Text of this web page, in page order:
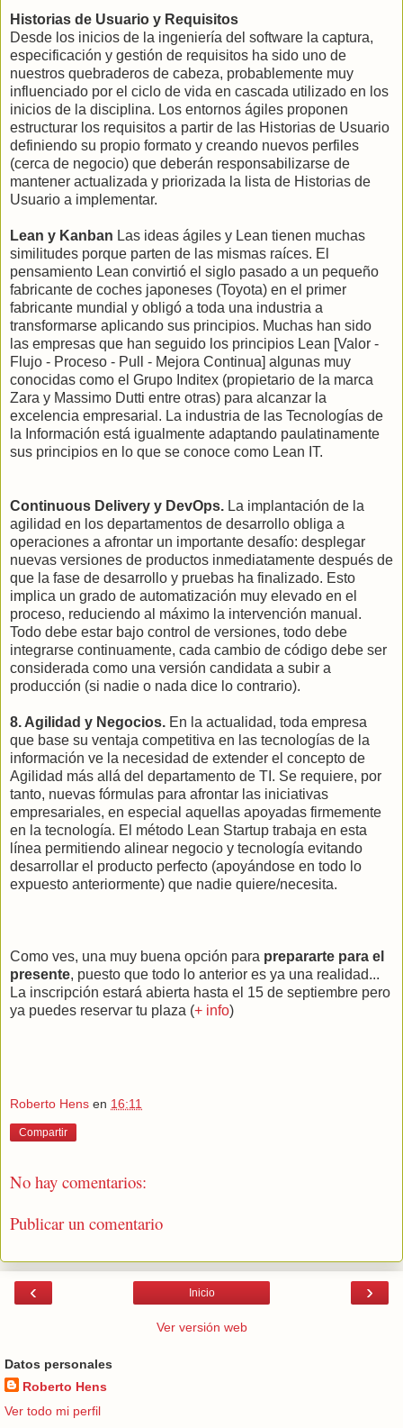
Historias de Usuario y Requisitos
Desde los inicios de la ingeniería del software la captura,
especificación y gestión de requisitos ha sido uno de
nuestros quebraderos de cabeza, probablemente muy
influenciado por el ciclo de vida en cascada utilizado en los
inicios de la disciplina. Los entornos ágiles proponen
estructurar los requisitos a partir de las Historias de Usuario
definiendo su propio formato y creando nuevos perfiles
(cerca de negocio) que deberán responsabilizarse de
mantener actualizada y priorizada la lista de Historias de
Usuario a implementar.
Lean y Kanban Las ideas ágiles y Lean tienen muchas
similitudes porque parten de las mismas raíces. El
pensamiento Lean convirtió el siglo pasado a un pequeño
fabricante de coches japoneses (Toyota) en el primer
fabricante mundial y obligó a toda una industria a
transformarse aplicando sus principios. Muchas han sido
las empresas que han seguido los principios Lean [Valor -
Flujo - Proceso - Pull - Mejora Continua] algunas muy
conocidas como el Grupo Inditex (propietario de la marca
Zara y Massimo Dutti entre otras) para alcanzar la
excelencia empresarial. La industria de las Tecnologías de
la Información está igualmente adaptando paulatinamente
sus principios en lo que se conoce como Lean IT.
Continuous Delivery y DevOps. La implantación de la
agilidad en los departamentos de desarrollo obliga a
operaciones a afrontar un importante desafío: desplegar
nuevas versiones de productos inmediatamente después de
que la fase de desarrollo y pruebas ha finalizado. Esto
implica un grado de automatización muy elevado en el
proceso, reduciendo al máximo la intervención manual.
Todo debe estar bajo control de versiones, todo debe
integrarse continuamente, cada cambio de código debe ser
considerada como una versión candidata a subir a
producción (si nadie o nada dice lo contrario).
8. Agilidad y Negocios. En la actualidad, toda empresa
que base su ventaja competitiva en las tecnologías de la
información ve la necesidad de extender el concepto de
Agilidad más allá del departamento de TI. Se requiere, por
tanto, nuevas fórmulas para afrontar las iniciativas
empresariales, en especial aquellas apoyadas firmemente
en la tecnología. El método Lean Startup trabaja en esta
línea permitiendo alinear negocio y tecnología evitando
desarrollar el producto perfecto (apoyándose en todo lo
expuesto anteriormente) que nadie quiere/necesita.
Como ves, una muy buena opción para prepararte para el
presente, puesto que todo lo anterior es ya una realidad...
La inscripción estará abierta hasta el 15 de septiembre pero
ya puedes reservar tu plaza (+ info)
Roberto Hens en 16:11
Compartir
No hay comentarios:
Publicar un comentario
‹ ›
Inicio
Ver versión web
Datos personales
Roberto Hens
Ver todo mi perfil